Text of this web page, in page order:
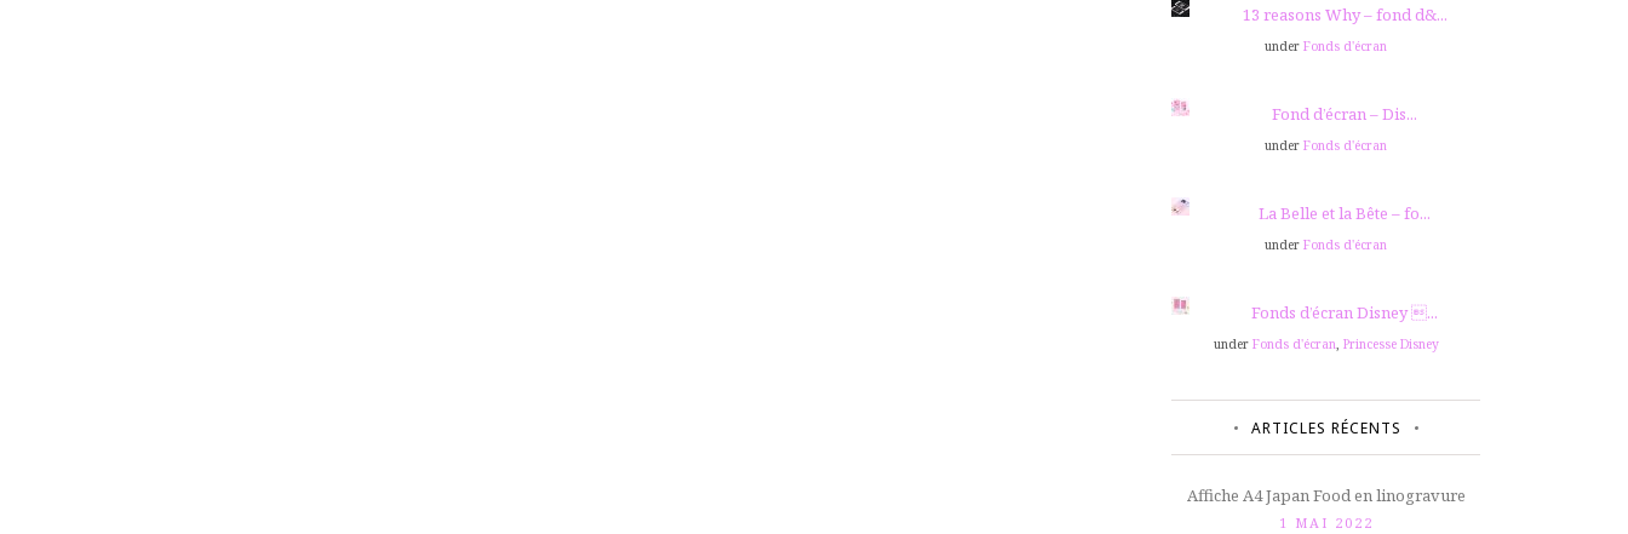
13 reasons Why – fond d&...
under Fonds d'écran
Fond d’écran – Dis...
under Fonds d'écran
La Belle et la Bête – fo...
under Fonds d'écran
Fonds d’écran Disney ...
under Fonds d'écran Princesse Disney
ARTICLES RÉCENTS
Affiche A4 Japan Food en linogravure
1 MAI 2022